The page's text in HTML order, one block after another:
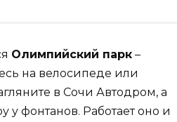
Олимпийский парк –
на велосипеде или
в Сочи Автодром, а
у фонтанов. Работает оно и